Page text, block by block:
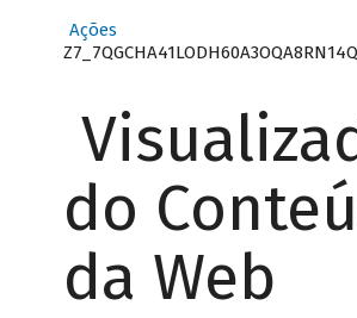
Ações
do
da Web